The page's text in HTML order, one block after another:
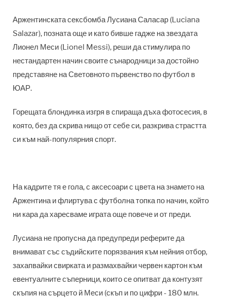
Аржентинската сексбомба Лусиана Саласар (Luciana
Salazar), позната още и като бивше гадже на звездата
Лионел Меси (Lionel Messi), реши да стимулира по
нестандартен начин своите сънародници за достойно
представяне на Световното първенство по футбол в
ЮАР.
Горещата блондинка изгря в спираща дъха фотосесия, в
която, без да скрива нищо от себе си, разкрива страстта
си към най-популярния спорт.
На кадрите тя е гола, с аксесоари с цвета на знамето на
Аржентина и флиртува с футболна топка по начин, който
ни кара да харесваме играта още повече и от преди.
Лусиана не пропусна да предупреди реферите да
внимават със съдийските порязвания към нейния отбор,
захапвайки свирката и размахвайки червен картон към
евентуалните съперници, които се опитват да контузят
скъпия на сърцето й Меси (скъп и по цифри - 180 млн.